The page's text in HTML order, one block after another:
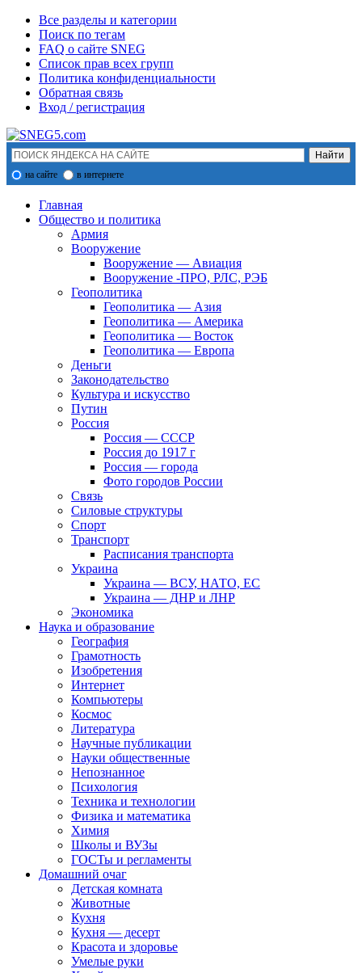
Все разделы и категории
Поиск по тегам
FAQ о сайте SNEG
Список прав всех групп
Политика конфиденциальности
Обратная связь
Вход / регистрация
на сайте в интернете
Главная
Общество и политика
Армия
Вооружение
Вооружение — Авиация
Вооружение -ПРО, РЛС, РЭБ
Геополитика
Геополитика — Азия
Геополитика — Америка
Геополитика — Восток
Геополитика — Европа
Деньги
Законодательство
Культура и искусство
Путин
Россия
Россия — СССР
Россия до 1917 г
Россия — города
Фото городов России
Связь
Силовые структуры
Спорт
Транспорт
Расписания транспорта
Украина
Украина — ВСУ, НАТО, ЕС
Украина — ДНР и ЛНР
Экономика
Наука и образование
География
Грамотность
Изобретения
Интернет
Компьютеры
Космос
Литература
Научные публикации
Науки общественные
Непознанное
Психология
Техника и технологии
Физика и математика
Химия
Школы и ВУЗы
ГОСТы и регламенты
Домашний очаг
Детская комната
Животные
Кухня
Кухня — десерт
Красота и здоровье
Умелые руки